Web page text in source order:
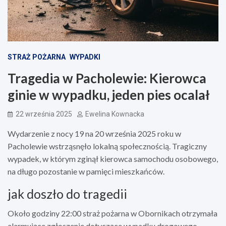
STRAŻ POŻARNA WYPADKI
Tragedia w Pacholewie: Kierowca
ginie w wypadku, jeden pies ocalał
22 września 2025 Ewelina Kownacka
Wydarzenie z nocy 19 na 20 września 2025 roku w
Pacholewie wstrząsnęło lokalną społecznością. Tragiczny
wypadek, w którym zginął kierowca samochodu osobowego,
na długo pozostanie w pamięci mieszkańców.
jak doszło do tragedii
Około godziny 22:00 straż pożarna w Obornikach otrzymała